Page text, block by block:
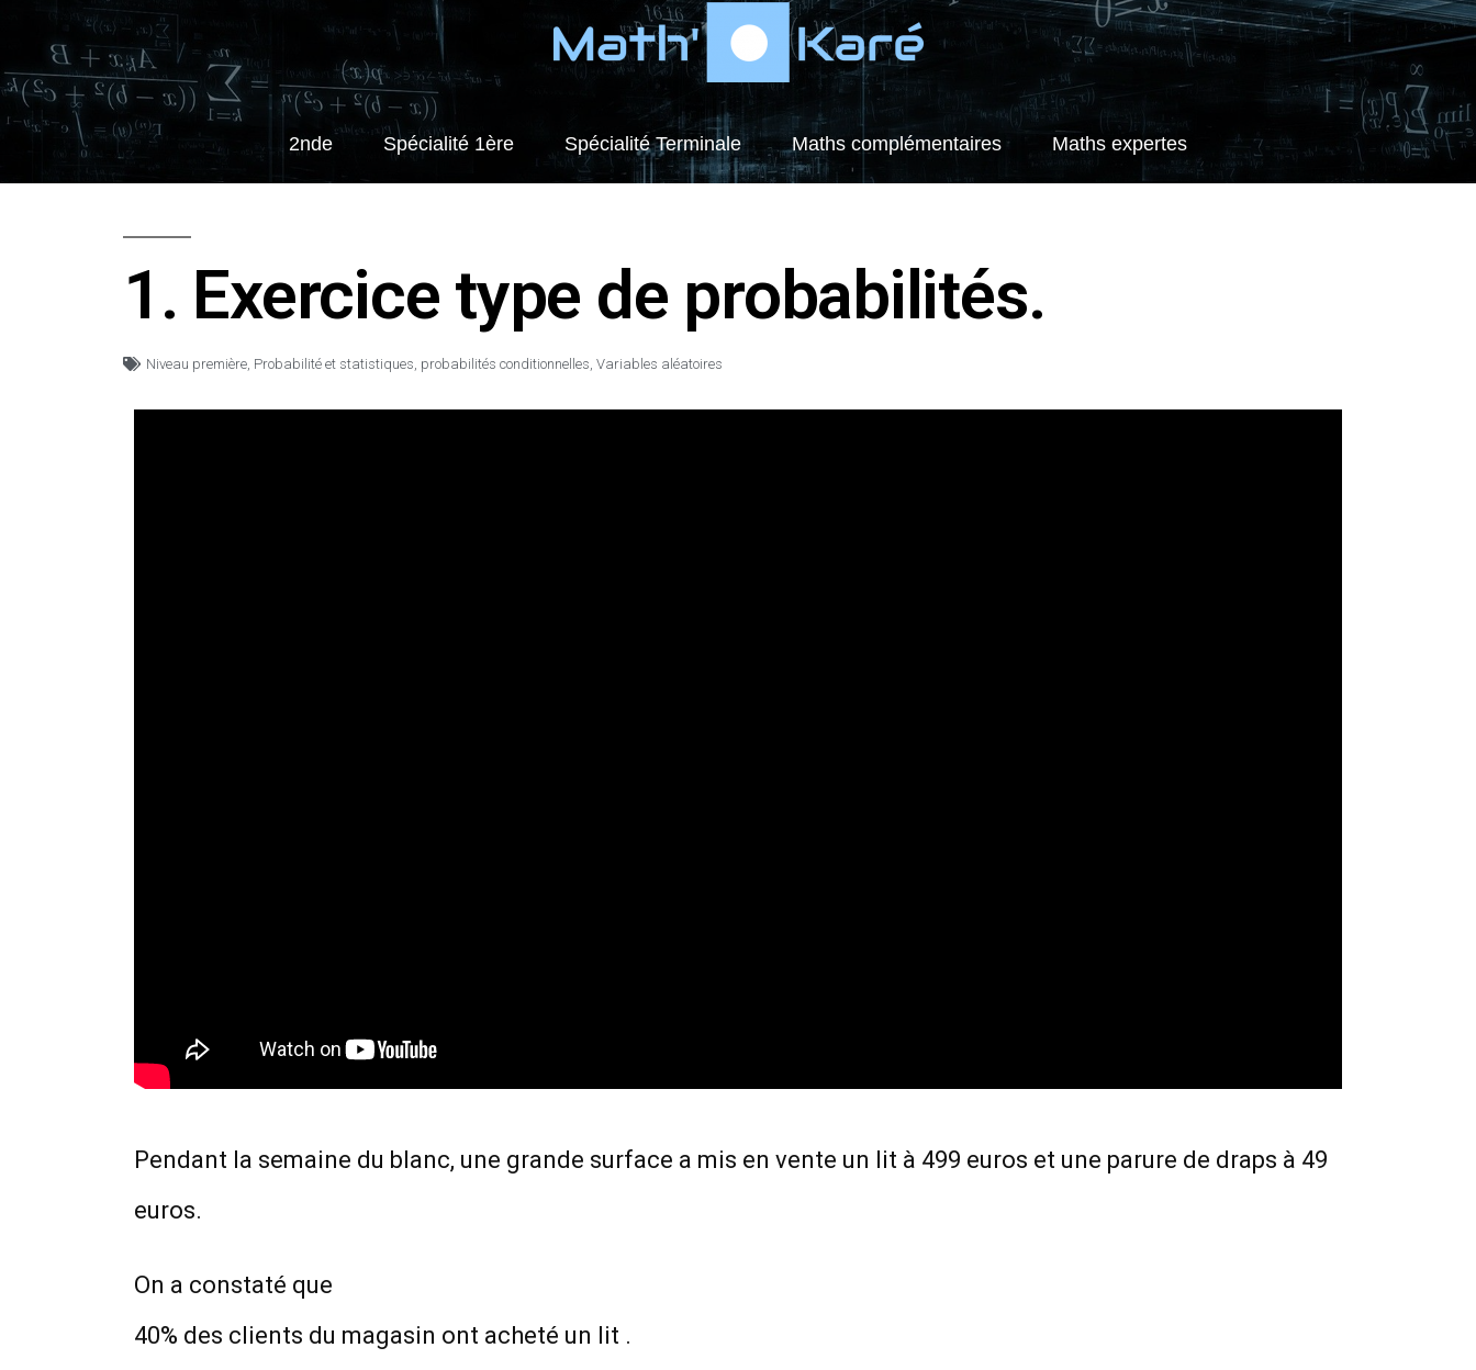
2nde Spécialité 1ère Spécialité Terminale Maths complémentaires Maths expertes
1. Exercice type de probabilités.
Niveau première, Probabilité et statistiques, probabilités conditionnelles, Variables aléatoires
Pendant la semaine du blanc, une grande surface a mis en vente un lit à 499 euros et une parure de draps à 49
euros.
On a constaté que
40% des clients du magasin ont acheté un lit .